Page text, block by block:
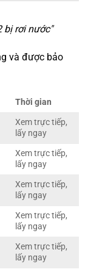
bị rơi nước"
và được bảo
Thời gian
Xem trực tiếp,
lấy ngay
Xem trực tiếp,
lấy ngay
Xem trực tiếp,
lấy ngay
Xem trực tiếp,
lấy ngay
Xem trực tiếp,
lấy ngay